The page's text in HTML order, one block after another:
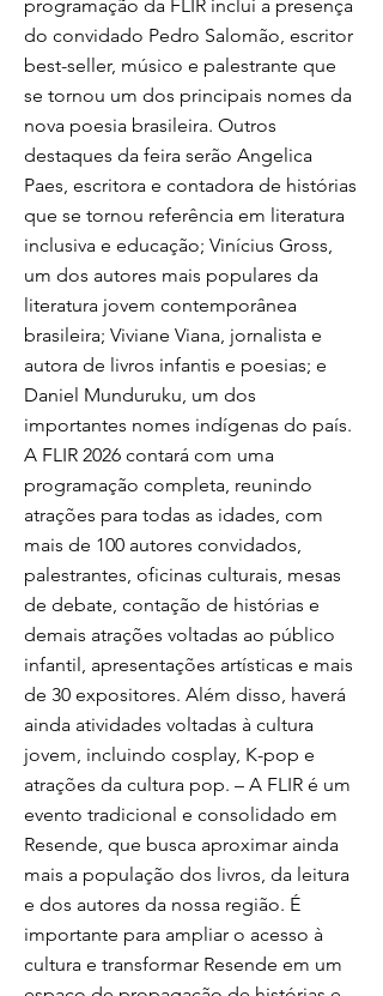
programação da FLIR inclui a presença
do convidado Pedro Salomão, escritor
best-seller, músico e palestrante que
se tornou um dos principais nomes da
nova poesia brasileira. Outros
destaques da feira serão Angelica
Paes, escritora e contadora de histórias
que se tornou referência em literatura
inclusiva e educação; Vinícius Gross,
um dos autores mais populares da
literatura jovem contemporânea
brasileira; Viviane Viana, jornalista e
autora de livros infantis e poesias; e
Daniel Munduruku, um dos
importantes nomes indígenas do país.
A FLIR 2026 contará com uma
programação completa, reunindo
atrações para todas as idades, com
mais de 100 autores convidados,
palestrantes, oficinas culturais, mesas
de debate, contação de histórias e
demais atrações voltadas ao público
infantil, apresentações artísticas e mais
de 30 expositores. Além disso, haverá
ainda atividades voltadas à cultura
jovem, incluindo cosplay, K-pop e
atrações da cultura pop. – A FLIR é um
evento tradicional e consolidado em
Resende, que busca aproximar ainda
mais a população dos livros, da leitura
e dos autores da nossa região. É
importante para ampliar o acesso à
cultura e transformar Resende em um